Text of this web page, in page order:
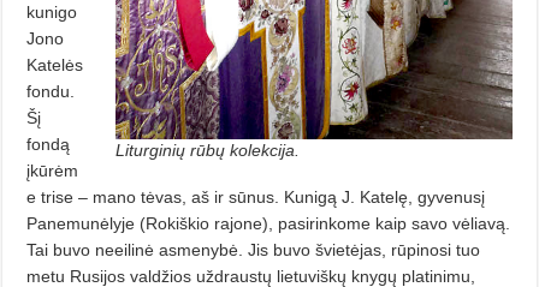
Liturginių rūbų kolekcija.
kunigo
Jono
Katelės
fondu.
Šį
fondą
įkūrėm
e trise – mano tėvas, aš ir sūnus. Kunigą J. Katelę, gyvenusį
Panemunėlyje (Rokiškio rajone), pasirinkome kaip savo vėliavą.
Tai buvo neeilinė asmenybė. Jis buvo švietėjas, rūpinosi tuo
metu Rusijos valdžios uždraustų lietuviškų knygų platinimu,